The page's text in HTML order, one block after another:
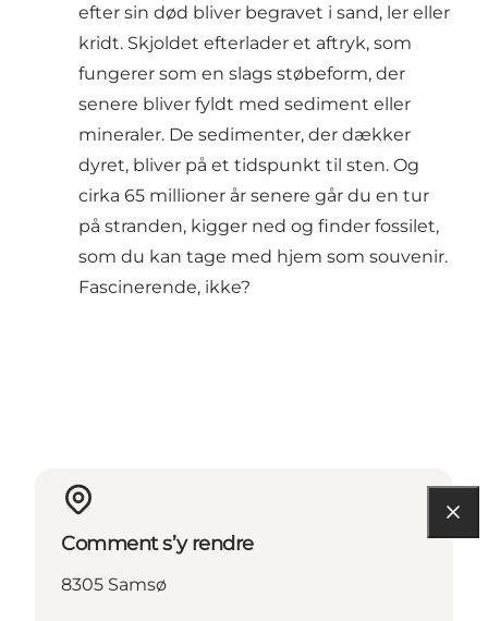
efter sin død bliver begravet i sand, ler eller
kridt. Skjoldet efterlader et aftryk, som
fungerer som en slags støbeform, der
senere bliver fyldt med sediment eller
mineraler. De sedimenter, der dækker
dyret, bliver på et tidspunkt til sten. Og
cirka 65 millioner år senere går du en tur
på stranden, kigger ned og finder fossilet,
som du kan tage med hjem som souvenir.
Fascinerende, ikke?
Comment s’y rendre
8305 Samsø